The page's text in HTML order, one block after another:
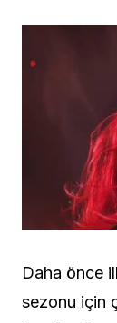
Daha önce
sezonu için